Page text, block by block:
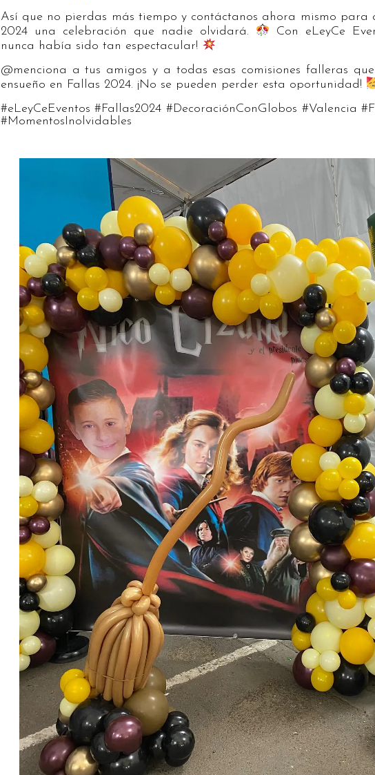
Así que no pierdas más tiempo y contáctanos ahora mismo para
2024 una celebración que nadie olvidará.
Con eLeyCe
nunca había sido tan espectacular!
@menciona a tus amigos y a todas esas comisiones falleras
ensueño en Fallas 2024. ¡No se pueden perder esta oportunidad!
#eLeyCeEventos #Fallas2024 #DecoraciónConGlobos #Valencia
#MomentosInolvidables